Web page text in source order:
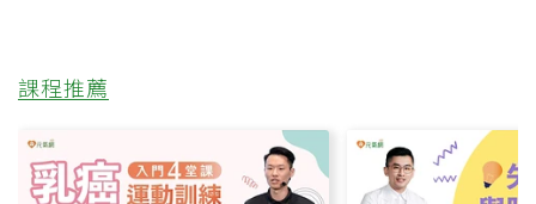
課程推薦